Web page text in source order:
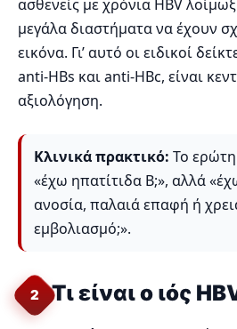
ασθενείς με χρόνια HBV
μεγάλα διαστήματα να έχουν
εικόνα. Γι’ αυτό οι ειδικοί
anti-HBs και anti-HBc, είναι
αξιολόγηση.
Κλινικά πρακτικό: Το
«έχω ηπατίτιδα Β;», αλλά
ανοσία, παλαιά επαφή ή
εμβολιασμό;».
2 Τι είναι ο ιός